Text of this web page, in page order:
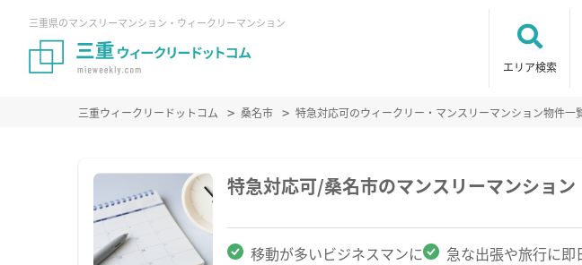
三重県のマンスリーマンション・ウィークリーマンション
エリア検索
三重ウィークリードットコム 桑名市 特急対応可のウィークリー・マンスリーマンション物件一
特急対応可/桑名市のマンスリーマンショ
移動が多いビジネスマンに 急な出張や旅行に即